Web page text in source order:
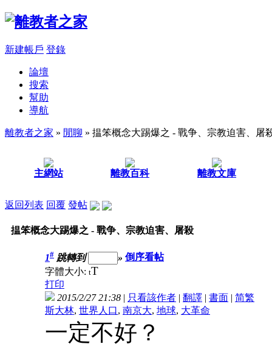
新建帳戶 登錄
論壇
搜索
幫助
導航
離教者之家 » 閒聊 » 揾笨概念大踢爆之 - 戰争、宗教迫害、屠
主網站 離教百科 離教文庫
返回列表 回覆 發帖
揾笨概念大踢爆之 - 戰争、宗教迫害、屠殺
1# 跳轉到 » 倒序看帖
字體大小: tT
打印
2015/2/27 21:38 | 只看該作者 | 翻譯 | 書面 | 简繁
斯大林, 世界人口, 南京大, 地球, 大革命
一定不好？